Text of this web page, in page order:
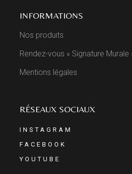
INFORMATIONS
Nos produits
Rendez-vous « Signature Murale
Mentions légales
RÉSEAUX SOCIAUX
INSTAGRAM
FACEBOOK
YOUTUBE